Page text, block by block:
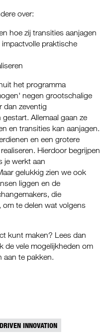
over:
hoe zij transities aanjagen
praktische
het programma
negen grootschalige
dan zeventig
Allemaal gaan ze
en transities kan aanjagen.
en een grotere
Hierdoor begrijpen
je werkt aan
gelukkig zien we ook
liggen en de
die
om te delen wat volgens
kunt maken? Lees dan
de vele mogelijkheden om
te pakken.
INNOVATION